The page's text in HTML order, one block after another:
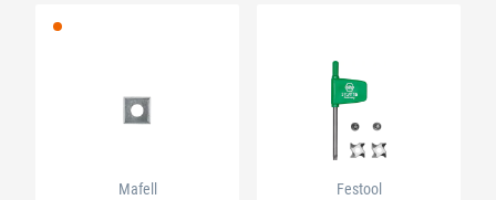
Mafell Festool